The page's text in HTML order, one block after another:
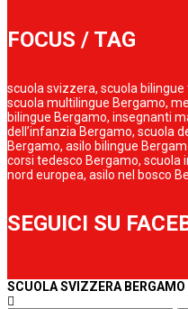
FOCUS / TAG
scuola svizzera, scuola
scuola multilingue Bergamo,
bilingue Bergamo, insegnanti
dell’infanzia Bergamo, scuola
Bergamo, asilo bilingue
corsi tedesco Bergamo,
nord europea, asilo nel bosco
SEGUICI SU
SCUOLA SVIZZERA BERGAMO